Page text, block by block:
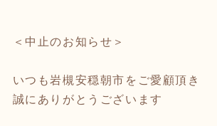
＜中止のお知らせ＞
いつも岩槻安穏朝市をご愛顧頂き
誠にありがとうございます